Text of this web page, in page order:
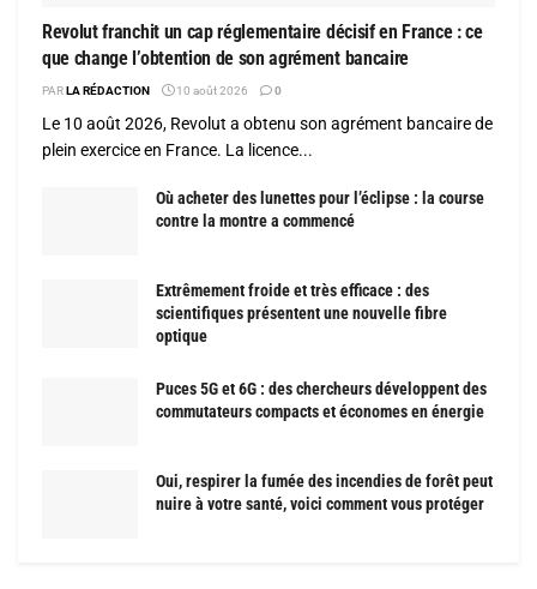
Revolut franchit un cap réglementaire décisif en France : ce
que change l’obtention de son agrément bancaire
PARLA RÉDACTION 10 août 2026 0
Le 10 août 2026, Revolut a obtenu son agrément bancaire de
plein exercice en France. La licence...
Où acheter des lunettes pour l’éclipse : la course
contre la montre a commencé
Extrêmement froide et très efficace : des
scientifiques présentent une nouvelle fibre
optique
Puces 5G et 6G : des chercheurs développent des
commutateurs compacts et économes en énergie
Oui, respirer la fumée des incendies de forêt peut
nuire à votre santé, voici comment vous protéger